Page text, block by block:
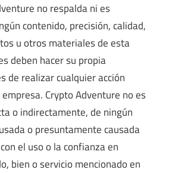
no respalda ni es
contenido, precisión, calidad,
u otros materiales de esta
deben hacer su propia
de realizar cualquier acción
Crypto Adventure no es
o indirectamente, de ningún
o presuntamente causada
el uso o la confianza en
bien o servicio mencionado en